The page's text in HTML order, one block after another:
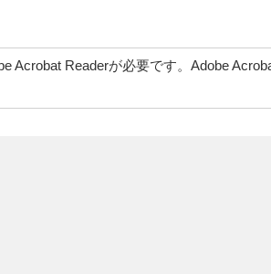
Acrobat Readerが必要です。Adobe